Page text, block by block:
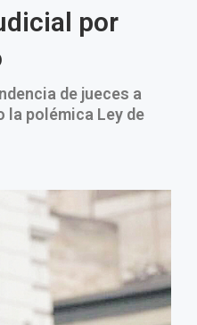
por
de jueces a
la polémica Ley de